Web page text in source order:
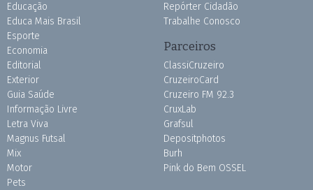
Educação
Educa Mais Brasil
Esporte
Economia
Editorial
Exterior
Guia Saúde
Informação Livre
Letra Viva
Magnus Futsal
Mix
Motor
Pets
Repórter Cidadão
Trabalhe Conosco
Parceiros
ClassiCruzeiro
CruzeiroCard
Cruzeiro FM 92.3
CruxLab
Grafsul
Depositphotos
Burh
Pink do Bem OSSEL